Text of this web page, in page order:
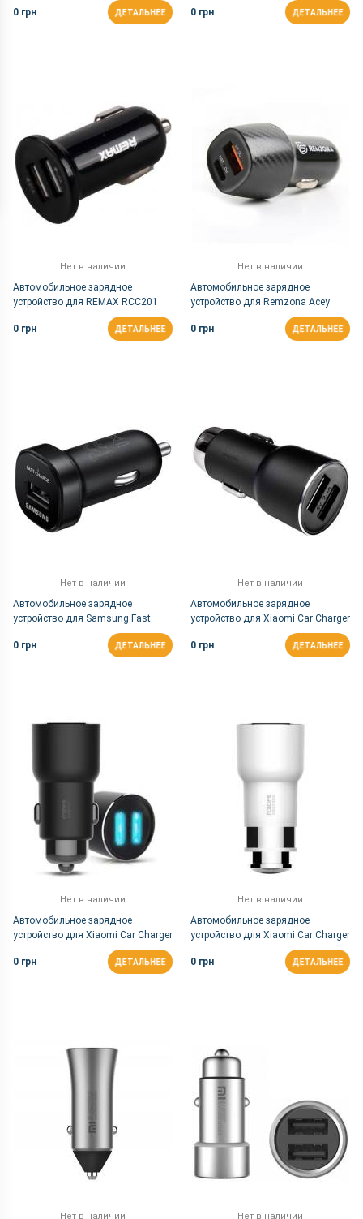
0 грн
ДЕТАЛЬНЕЕ
0 грн
ДЕТАЛЬНЕЕ
Нет в наличии
Автомобильное зарядное
устройство для REMAX RCC201
0 грн
ДЕТАЛЬНЕЕ
Нет в наличии
Автомобильное зарядное
устройство для Remzona Acey
25W |USB+Type-C, 3A, 25W |
Черный
0 грн ДЕТАЛЬНЕЕ
Нет в наличии
Автомобильное зарядное
устройство для Samsung Fast
LN930CBEGRU)
0 грн ДЕТАЛЬНЕЕ
Нет в наличии
Автомобильное зарядное
устройство для Xiaomi Car Charger
+ FM Transmitter with Bluetooth
Black
0 грн ДЕТАЛЬНЕЕ
Нет в наличии
Автомобильное зарядное
устройство для Xiaomi Car Charger
+ FM Transmitter with Bluetooth
Blue
0 грн ДЕТАЛЬНЕЕ
Нет в наличии
Автомобильное зарядное
устройство для Xiaomi Car Charger
+ FM Transmitter with Bluetooth
Whtie (BFQ01RM)
0 грн ДЕТАЛЬНЕЕ
Нет в наличии Нет в наличии